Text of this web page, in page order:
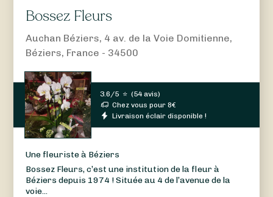
Bossez Fleurs
Auchan Béziers, 4 av. de la Voie Domitienne,
Béziers, France - 34500
3.6/5 ⭐ (54 avis)
Chez vous pour8€
Livraison éclair disponible !
Une fleuriste à Béziers
Bossez Fleurs, c’est une institution de la fleur à
Béziers depuis 1974 ! Située au 4 de l’avenue de la
voie...